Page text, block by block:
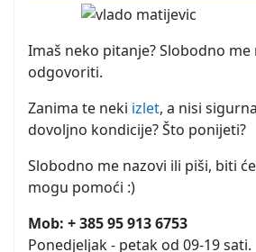
Imaš neko pitanje? Slobodno me
odgovoriti.
Zanima te neki izlet, a nisi
dovoljno kondicije? Što ponijeti?
Slobodno me nazovi ili piši, biti
mogu pomoći :)
Mob: + 385 95 913 6753
Ponedjeljak - petak od 09-19 sati.